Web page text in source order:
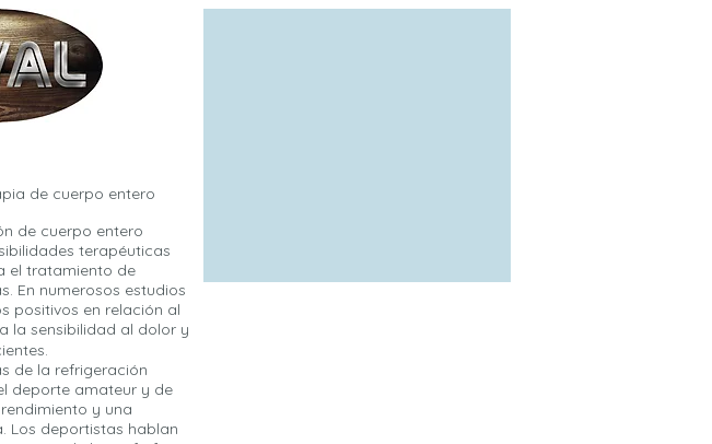
de cuerpo entero
de cuerpo entero
terapéuticas
el tratamiento de
En numerosos estudios
positivos en relación al
la sensibilidad al dolor y
de la refrigeración
deporte amateur y de
y una
Los deportistas hablan